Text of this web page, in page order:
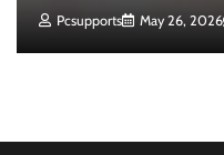
Pcsupports May 26, 2026